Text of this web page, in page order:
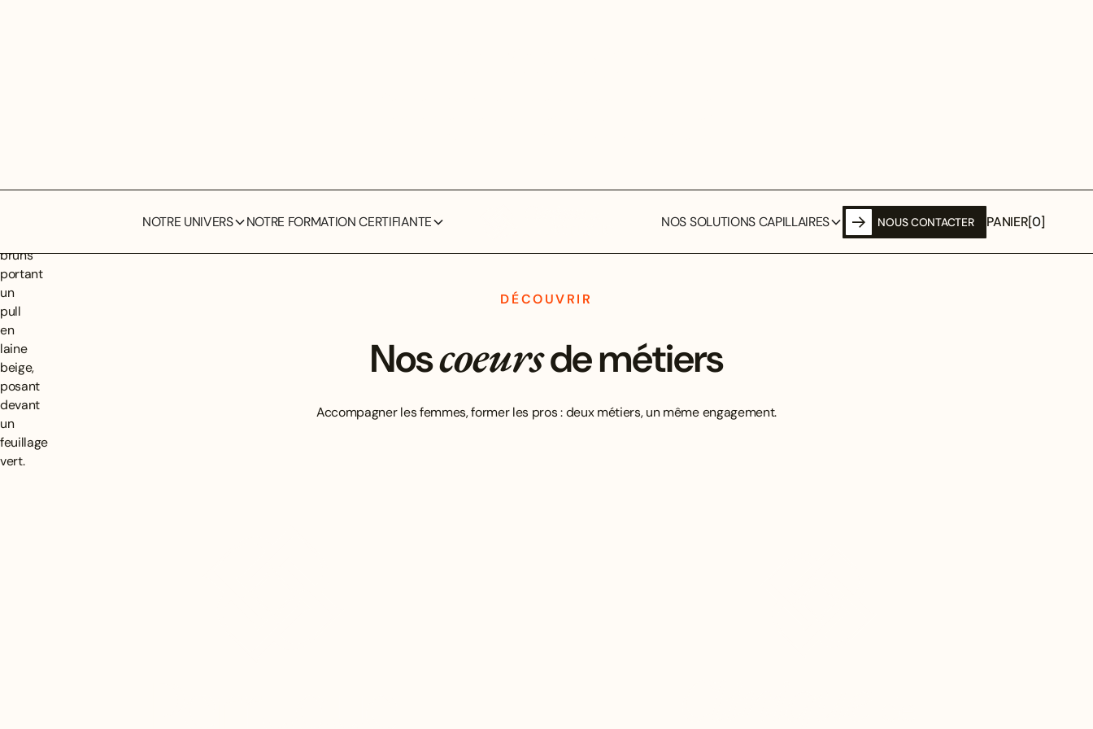
NOTRE UNIVERS NOTRE FORMATION CERTIFIANTE NOS SOLUTIONS CAPILLAIRES NOUS CONTACTER PANIER[0]
DÉCOUVRIR
Noscoeursde métiers
Accompagner les femmes, former les pros : deux métiers, un même engagement.